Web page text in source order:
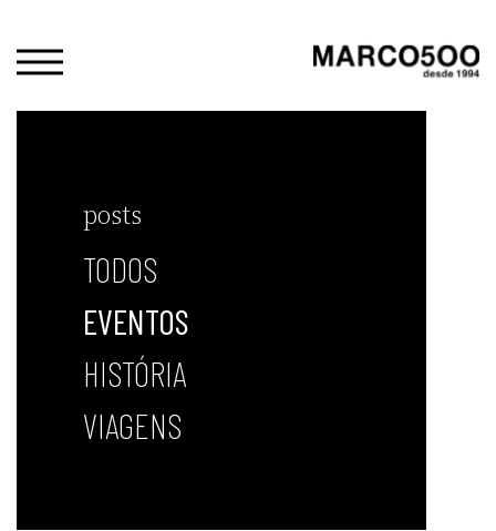
posts
TODOS
EVENTOS
HISTÓRIA
VIAGENS